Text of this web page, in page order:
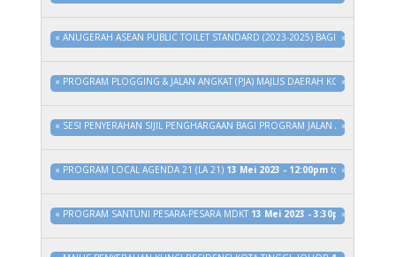
« ANUGERAH ASEAN PUBLIC TOILET STANDARD (2023-2025) BAGI PANTAI
»
« PROGRAM PLOGGING & JALAN ANGKAT (PJA) MAJLIS DAERAH KOTA
»
« SESI PENYERAHAN SIJIL PENGHARGAAN BAGI PROGRAM JALAN ANGKAT
»
« PROGRAM LOCAL AGENDA 21 (LA 21) 13 Mei 2023 - 12:00pm to 31 Dis
»
« PROGRAM SANTUNI PESARA-PESARA MDKT 13 Mei 2023 - 3:30pm»